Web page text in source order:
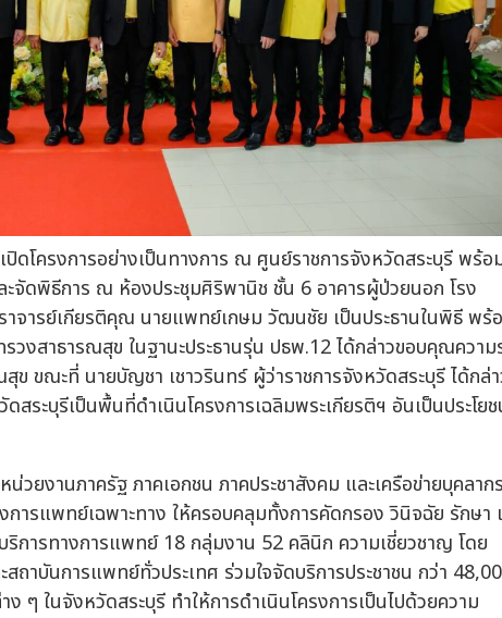
โครงการอย่างเป็นทางการ ณ ศูนย์ราชการจังหวัดสระบุรี พร้อ
จัดพิธีการ ณ ห้องประชุมศิริพานิช ชั้น 6 อาคารผู้ป่วยนอก โรง
าจารย์เกียรติคุณ นายแพทย์เกษม วัฒนชัย เป็นประธานในพิธี พร้
งสาธารณสุข ในฐานะประธานรุ่น ปธพ.12 ได้กล่าวขอบคุณความ
ข ขณะที่ นายบัญชา เชาวรินทร์ ผู้ว่าราชการจังหวัดสระบุรี ได้กล่
ระบุรีเป็นพื้นที่ดำเนินโครงการเฉลิมพระเกียรติฯ อันเป็นประโย
วยงานภาครัฐ ภาคเอกชน ภาคประชาสังคม และเครือข่ายบุคลากร
การแพทย์เฉพาะทาง ให้ครอบคลุมทั้งการคัดกรอง วินิจฉัย รักษา
ริการทางการแพทย์ 18 กลุ่มงาน 52 คลินิก ความเชี่ยวชาญ โดย
าบันการแพทย์ทั่วประเทศ ร่วมใจจัดบริการประชาชน กว่า
ๆ ในจังหวัดสระบุรี ทำให้การดำเนินโครงการเป็นไปด้วยความ